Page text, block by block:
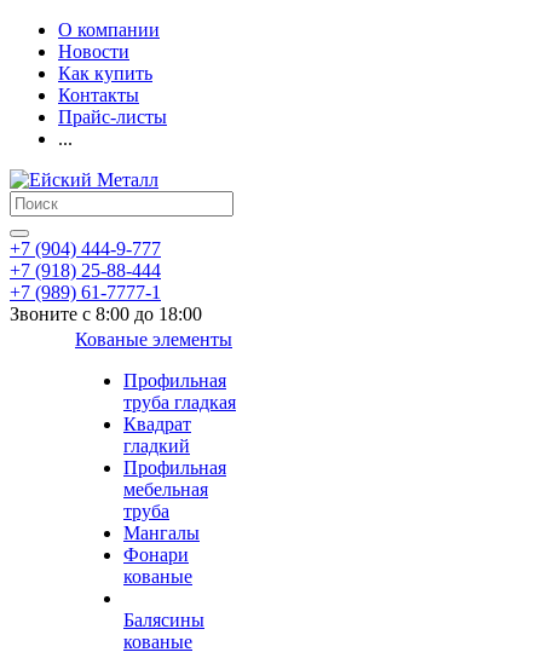
О компании
Новости
Как купить
Контакты
Прайс-листы
...
+7 (904) 444-9-777
+7 (918) 25-88-444
+7 (989) 61-7777-1
Звоните с 8:00 до 18:00
Кованые элементы
Профильная
труба гладкая
Квадрат
гладкий
Профильная
мебельная
труба
Мангалы
Фонари
кованые
Балясины
кованые